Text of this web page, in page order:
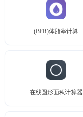
(BFR)体脂率计算
在线圆形面积计算器